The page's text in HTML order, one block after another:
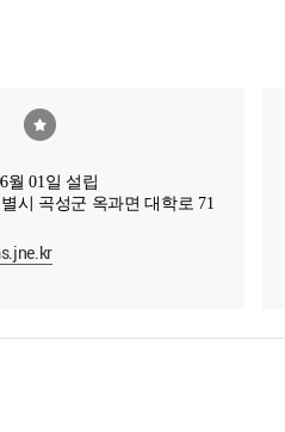
월 01일 설립
시 곡성군 옥과면 대학로 71